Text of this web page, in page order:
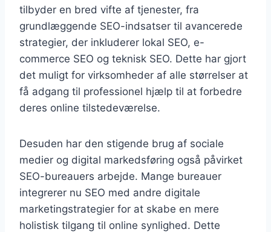
tilbyder en bred vifte af tjenester, fra
grundlæggende SEO-indsatser til avancerede
strategier, der inkluderer lokal SEO, e-
commerce SEO og teknisk SEO. Dette har gjort
det muligt for virksomheder af alle størrelser at
få adgang til professionel hjælp til at forbedre
deres online tilstedeværelse.
Desuden har den stigende brug af sociale
medier og digital markedsføring også påvirket
SEO-bureauers arbejde. Mange bureauer
integrerer nu SEO med andre digitale
marketingstrategier for at skabe en mere
holistisk tilgang til online synlighed. Dette